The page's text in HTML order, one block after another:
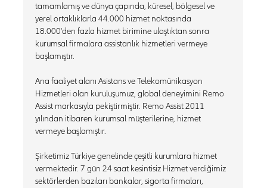
tamamlamış ve dünya çapında, küresel, bölgesel ve
yerel ortaklıklarla 44.000 hizmet noktasında
18.000'den fazla hizmet birimine ulaştıktan sonra
kurumsal firmalara assistanlık hizmetleri vermeye
başlamıştır.
Ana faaliyet alanı Asistans ve Telekomünikasyon
Hizmetleri olan kuruluşumuz, global deneyimini Remo
Assist markasıyla pekiştirmiştir. Remo Assist 2011
yılından itibaren kurumsal müşterilerine, hizmet
vermeye başlamıştır.
Şirketimiz Türkiye genelinde çeşitli kurumlara hizmet
vermektedir. 7 gün 24 saat kesintisiz Hizmet verdiğimiz
sektörlerden bazıları bankalar, sigorta firmaları,